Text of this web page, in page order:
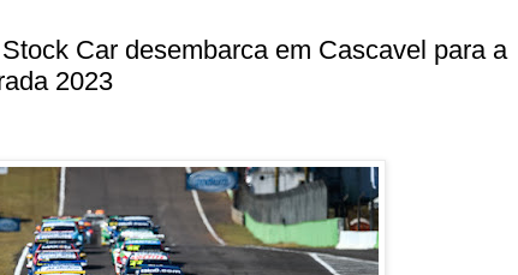
Car desembarca em Cascavel para a
2023